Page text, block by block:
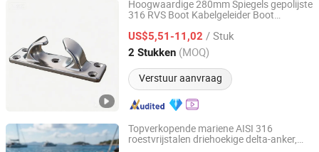
Hoogwaardige 280mm Spiegels gepolijste
316 RVS Boot Kabelgeleider Boot
Jacht Hardware Visserij Vaartuig
Maritieme Onderdelen
US$5,51-11,02 / Stuk
2 Stukken (MOQ)
Verstuur aanvraag
Qingdao Youhao Metal Products Co., Ltd.
Shandong, China Sinds 2026
Topverkopende mariene AISI 316
roestvrijstalen driehoekige delta-anker,
Qingdao Youhao Metal Products Co., Ltd.